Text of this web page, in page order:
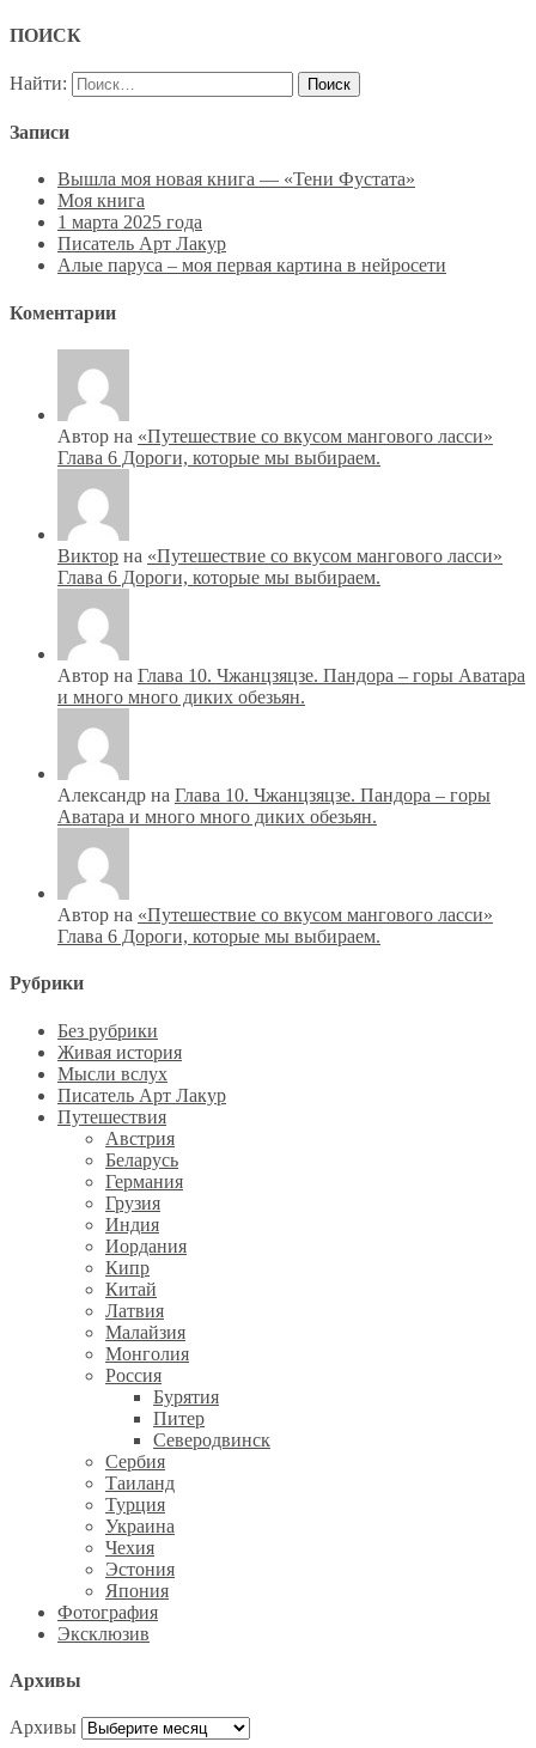
ПОИСК
Найти:
Записи
Вышла моя новая книга — «Тени Фустата»
Моя книга
1 марта 2025 года
Писатель Арт Лакур
Алые паруса – моя первая картина в нейросети
Коментарии
Автор на «Путешествие со вкусом мангового ласси»
Глава 6 Дороги, которые мы выбираем.
Виктор на «Путешествие со вкусом мангового ласси»
Глава 6 Дороги, которые мы выбираем.
Автор на Глава 10. Чжанцзяцзе. Пандора – горы Аватара
и много много диких обезьян.
Александр на Глава 10. Чжанцзяцзе. Пандора – горы
Аватара и много много диких обезьян.
Автор на «Путешествие со вкусом мангового ласси»
Глава 6 Дороги, которые мы выбираем.
Рубрики
Без рубрики
Живая история
Мысли вслух
Писатель Арт Лакур
Путешествия
Австрия
Беларусь
Германия
Грузия
Индия
Иордания
Кипр
Китай
Латвия
Малайзия
Монголия
Россия
Бурятия
Питер
Северодвинск
Сербия
Таиланд
Турция
Украина
Чехия
Эстония
Япония
Фотография
Эксклюзив
Архивы
Архивы